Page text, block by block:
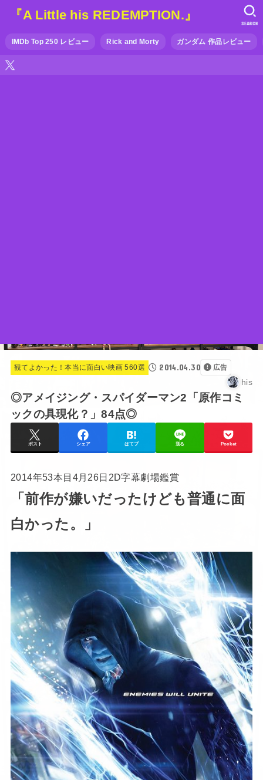
『A Little his REDEMPTION.』
IMDb Top 250 レビュー Rick and Morty ガンダム 作品レビュー
SEARCH
観てよかった！本当に面白い映画 560選 2014.04.30 広告
his
◎アメイジング・スパイダーマン2「原作コミ
ックの具現化？」84点◎
ポスト シェア はてブ 送る Pocket
2014年53本目4月26日2D字幕劇場鑑賞
「前作が嫌いだったけども普通に面
白かった。」